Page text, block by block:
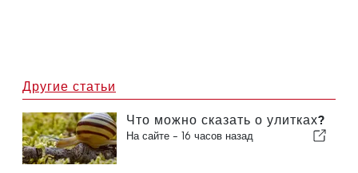
Другие статьи
Что можно сказать о улитках?
На сайте - 16 часов назад